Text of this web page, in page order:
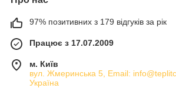
"ЕКО ТЕПЛИЦЯ" займається
впровадженням еко технологій для
97% позитивних з 179 відгуків за рік
Працює з 17.07.2009
м. Київ
вул. Жмеринська 5, Email:
Україна